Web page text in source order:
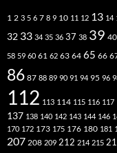
1 2 3 5 6 7 8 9 10 11 12 13 14
32 33 34 35 36 37 38 39 40
58 59 60 61 62 63 64 65 66
86 87 88 89 90 91 94 95 96
112 113 114 115 116 117
137 138 140 142 143 144 146
170 172 173 175 176 180 181
207 208 209 212 214 215